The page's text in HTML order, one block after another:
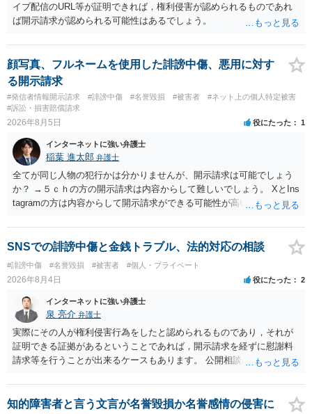
イブ配信のURL等が証明できれば，権利侵害が認められるものであれ
ば開示請求が認められる可能性はあるでしょう。
顔写真、フルネームを使用した誹謗中傷、悪用に対す
る開示請求
#発信者情報開示請求 #誹謗中傷 #名誉毀損 #被害者
#ネット上の個人特定被害
#訴訟・損害賠償請求
2026年8月5日 役にたった 1
インターネットに強い弁護士
稲葉 進太郎 弁護士
全てが同じ人物の犯行かは分かりませんが、開示請求は可能でしょう
か？ →５ｃｈの方の開示請求は内容からして難しいでしょう。 XとIns
tagramの方は内容からして開示請求ができる可能性が高いでしょう。
いでしょう。７月中にアカウントが削除されている場合、今から進め
ても失敗する可能性が高いように思われます。 相手を特定できた場
合、相手に全ての弁護士費用を負担させることは可能でしょうか？ →
訴訟外の交渉で相手方が認めれば負担させることができるでしょう。
訴訟で判決となった場合は、実際の弁護士費用が認められる場合と認
められない場合があり何ともいえないところでしょう。
SNSでの誹謗中傷と金銭トラブル、法的対応の相談
#誹謗中傷 #名誉毀損 #被害者 #個人・プライベート
2026年8月4日 役にたった 2
インターネットに強い弁護士
泉 亮介 弁護士
実際にその人が権利侵害行為をしたと認められるものであり，それが
証明できる証拠があるということであれば，開示請求を経ずに慰謝料
請求等を行うことが出来るケースもあります。 公開相談の場では回答
に個別に相談されると良いでしょう。
知的障害者と言う文言が名誉毀損か名誉感情の侵害に